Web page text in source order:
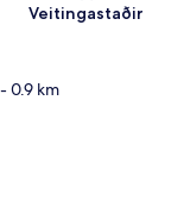
Veitingastaðir
- 0.9 km